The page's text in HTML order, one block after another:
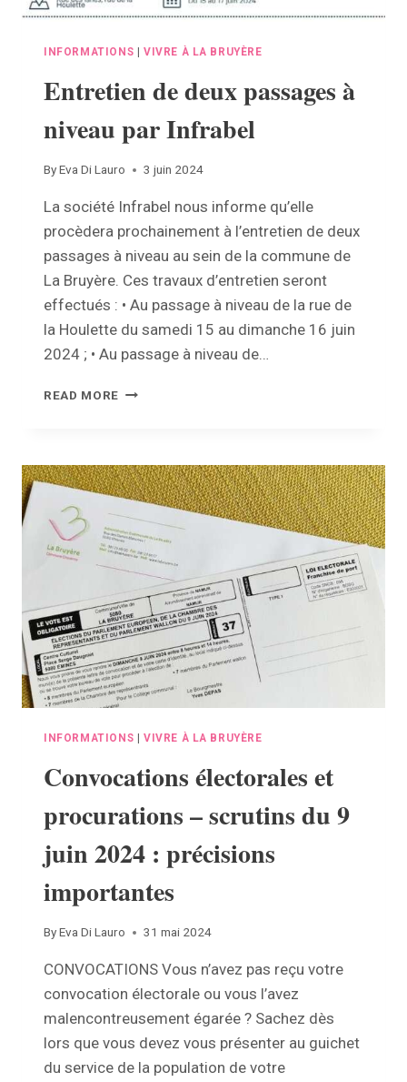
INFORMATIONS | VIVRE À LA BRUYÈRE
Entretien de deux passages à
niveau par Infrabel
ByEva Di Lauro 3 juin 2024
La société Infrabel nous informe qu’elle
procèdera prochainement à l’entretien de deux
passages à niveau au sein de la commune de
La Bruyère. Ces travaux d’entretien seront
effectués : • Au passage à niveau de la rue de
la Houlette du samedi 15 au dimanche 16 juin
2024 ; • Au passage à niveau de…
READ MORE ENTRETIEN
À
NIVEAU
PAR
INFRABEL
INFORMATIONS VIVRE À LA BRUYÈRE
Convocations électorales et
procurations – scrutins du 9
juin 2024 : précisions
importantes
ByEva Di Lauro 31 mai 2024
CONVOCATIONS Vous n’avez pas reçu votre
convocation électorale ou vous l’avez
malencontreusement égarée ? Sachez dès
lors que vous devez vous présenter au guichet
du service de la population de votre